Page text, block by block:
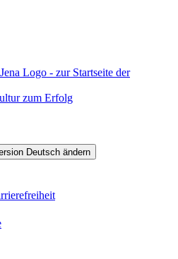
Logo - zur Startseite der
zum Erfolg
Deutsch ändern